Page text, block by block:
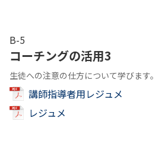
B-5
コーチングの活用3
生徒への注意の仕方について学びます。
講師指導者用レジュメ
レジュメ